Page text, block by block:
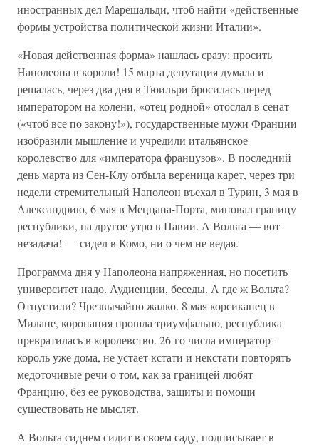
иностранных дел Марешальди, чтоб найти «действенные
формы устройства политической жизни Италии».
«Новая действенная форма» нашлась сразу: просить
Наполеона в короли! 15 марта депутация думала и
решалась, через два дня в Тюильри бросилась перед
императором на колени, «отец родной» отослал в сенат
(«чтоб все по закону!»), государственные мужи Франции
изобразили мышление и учредили итальянское
королевство для «императора французов». В последний
день марта из Сен-Клу отбыла вереница карет, через три
недели стремительный Наполеон въехал в Турин, 3 мая в
Александрию, 6 мая в Меццана-Порта, миновал границу
республики, на другое утро в Павии. А Вольта — вот
незадача! — сидел в Комо, ни о чем не ведая.
Программа дня у Наполеона напряженная, но посетить
университет надо. Аудиенции, беседы. А где ж Вольта?
Отпустили? Чрезвычайно жалко. 8 мая корсиканец в
Милане, коронация прошла триумфально, республика
превратилась в королевство. 26-го числа император-
король уже дома, не устает кстати и некстати повторять
медоточивые речи о том, как за границей любят
Францию, без ее руководства, защиты и помощи
существовать не мыслят.
А Вольта сиднем сидит в своем саду, подписывает в